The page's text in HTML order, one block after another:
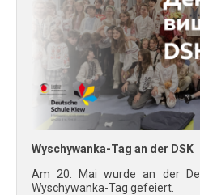
Wyschywanka-Tag an der DSK
Am 20. Mai wurde an der
Wyschywanka-Tag gefeiert.